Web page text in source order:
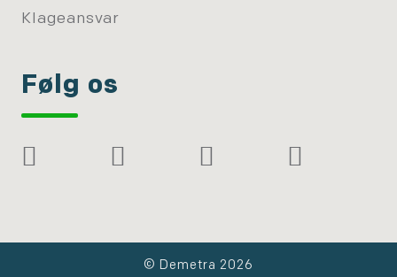
Klageansvar
Følg os
© Demetra 2026